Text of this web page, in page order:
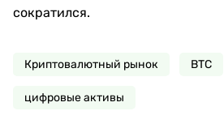
сократился.
Криптовалютный рынок ВТС
цифровые активы